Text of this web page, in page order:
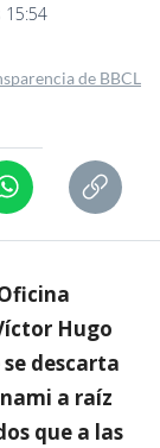
de BBCL
Hugo
descarta
a raíz
que a las